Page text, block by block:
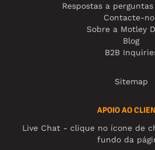
Respostas a
Contacte-
Sobre a Motley
Blog
B2B
Sitemap
APOIO AO
Live Chat - clique no ícone de
fundo da